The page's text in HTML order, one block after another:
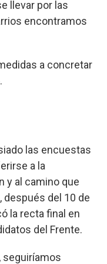
llevar por las
encontramos
a concretar
las encuestas
a la
y al camino que
después del 10 de
la recta final en
del Frente.
seguiríamos